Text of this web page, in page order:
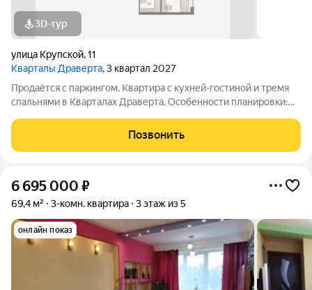
3D-тур
улица Крупской,11
Кварталы Драверта, 3 квартал 2027
Продаётся с паркингом. Квартира с кухней-гостиной и тремя
спальнями в Кварталах Драверта. Особенности планировки:
спальня, окна на две стороны, постирочная, предчистовая
отделка, разнесённые
Позвонить
6 695 000 ₽
69,4 м² 3-комн. квартира 3 этаж из 5
онлайн показ